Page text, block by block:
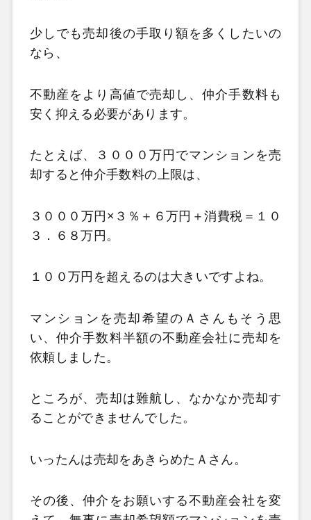
少しでも売却後の手取り額を多くしたいの
なら、
不動産をより高値で売却し、仲介手数料も
安く抑える必要があります。
たとえば、３０００万円でマンションを売
却すると仲介手数料の上限は、
３０００万円×３％＋６万円＋消費税＝１０
３．６８万円。
１００万円を超えるのは大きいですよね。
マンションを売却希望のＡさんもそう思
い、仲介手数料半額の不動産会社に売却を
依頼しました。
ところが、売却は難航し、なかなか売却す
ることができませんでした。
いったんは売却をあきらめたＡさん。
その後、仲介をお願いする不動産会社を変